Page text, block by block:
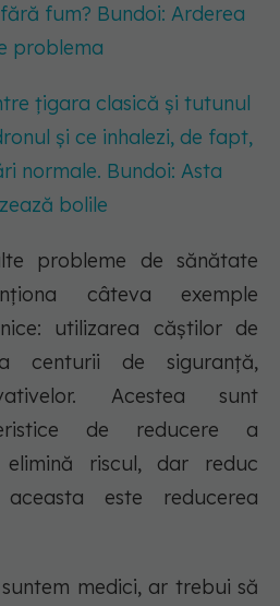
fum? Bundoi: Arderea
problema
țigara clasică și tutunul
și ce inhalezi, de fapt,
normale. Bundoi: Asta
bolile
probleme de sănătate
câteva exemple
utilizarea căștilor de
centurii de siguranță,
Acestea sunt
de reducere a
riscul, dar reduc
este reducerea
medici, ar trebui să